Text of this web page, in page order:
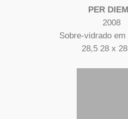
PER
2008
Sobre-vidrado em
28,5 28 x